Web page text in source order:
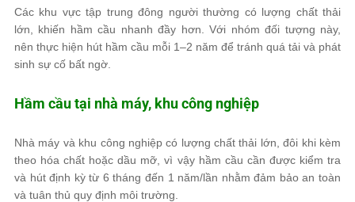
Các khu vực tập trung đông người thường có lượng chất thải
lớn, khiến hầm cầu nhanh đầy hơn. Với nhóm đối tượng này,
nên thực hiện hút hầm cầu mỗi 1–2 năm để tránh quá tải và phát
sinh sự cố bất ngờ.
Hầm cầu tại nhà máy, khu công nghiệp
Nhà máy và khu công nghiệp có lượng chất thải lớn, đôi khi kèm
theo hóa chất hoặc dầu mỡ, vì vậy hầm cầu cần được kiểm tra
và hút định kỳ từ 6 tháng đến 1 năm/lần nhằm đảm bảo an toàn
và tuân thủ quy định môi trường.